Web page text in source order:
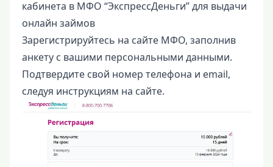
кабинета в МФО “ЭкспрессДеньги” для выдачи
онлайн займов
Зарегистрируйтесь на сайте МФО, заполнив
анкету с вашими персональными данными.
Подтвердите свой номер телефона и email,
следуя инструкциям на сайте.